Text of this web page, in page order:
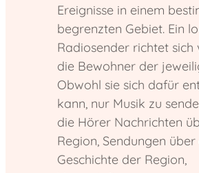
Ereignisse in einem
begrenzten Gebiet. Ein
Radiosender richtet
die Bewohner der
Obwohl sie sich dafür
kann, nur Musik zu
die Hörer Nachrichten
Region, Sendungen über
Geschichte der Region,